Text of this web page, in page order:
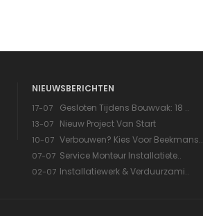
NIEUWSBERICHTEN
17-07 Gesloten Tijdens Bouwvak: 18 ..
13-07 Nieuw Project Van Start
10-07 Verbouwen? Kies Voor Beekmans..
07-07 Service Monteur Installatiete..
02-07 Installatiewerk & Verduurzami..